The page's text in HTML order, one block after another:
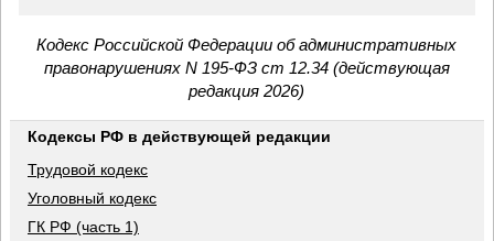
Кодекс Российской Федерации об административных
правонарушениях N 195-ФЗ ст 12.34 (действующая
редакция 2026)
Кодексы РФ в действующей редакции
Трудовой кодекс
Уголовный кодекс
ГК РФ (часть 1)